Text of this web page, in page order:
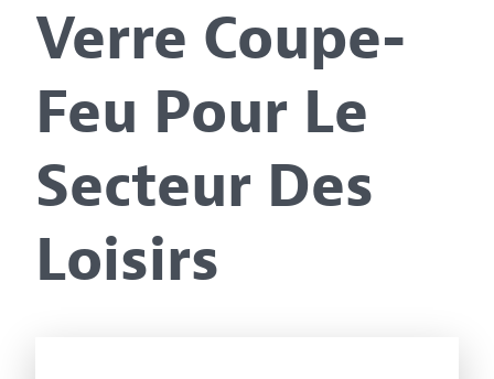
Verre Coupe-
Feu Pour Le
Secteur Des
Loisirs